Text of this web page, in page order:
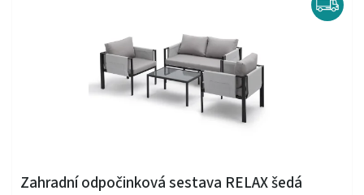
Zahradní odpočinková sestava RELAX šedá